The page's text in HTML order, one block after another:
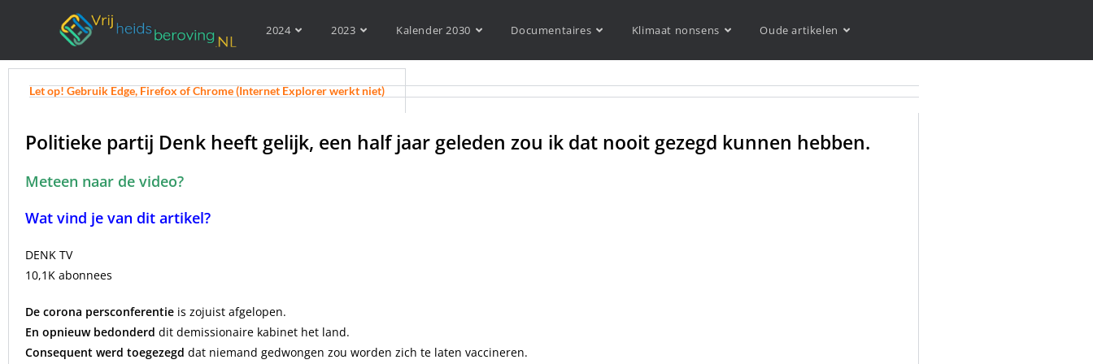
2024 2023 Kalender 2030 Documentaires Klimaat nonsens Oude artikelen
Let op! Gebruik Edge, Firefox of Chrome (Internet Explorer werkt niet)
Politieke partij Denk heeft gelijk, een half jaar geleden zou ik dat nooit gezegd kunnen hebben.
Meteen naar de video?
Wat vind je van dit artikel?
DENK TV
10,1K abonnees
De corona persconferentie is zojuist afgelopen.
En opnieuw bedonderd dit demissionaire kabinet het land.
Consequent werd toegezegd dat niemand gedwongen zou worden zich te laten vaccineren.